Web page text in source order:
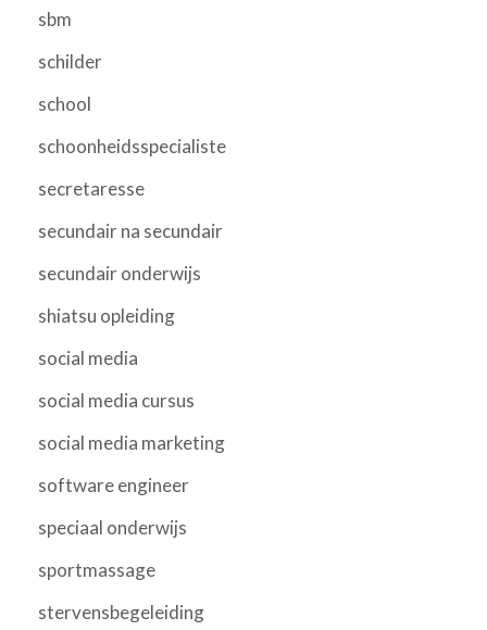
sbm
schilder
school
schoonheidsspecialiste
secretaresse
secundair na secundair
secundair onderwijs
shiatsu opleiding
social media
social media cursus
social media marketing
software engineer
speciaal onderwijs
sportmassage
stervensbegeleiding